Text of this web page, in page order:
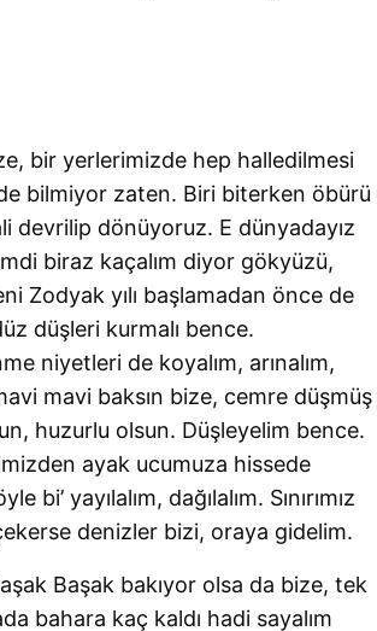
bir yerlerimizde hep halledilmesi
bilmiyor zaten. Biri biterken öbürü
devrilip dönüyoruz. E dünyadayız
biraz kaçalım diyor gökyüzü,
Zodyak yılı başlamadan önce de
düşleri kurmalı bence.
niyetleri de koyalım, arınalım,
mavi baksın bize, cemre düşmüş
huzurlu olsun. Düşleyelim bence.
ayak ucumuza hissede
yayılalım, dağılalım. Sınırımız
denizler bizi, oraya gidelim.
Başak bakıyor olsa da bize, tek
bahara kaç kaldı hadi sayalım